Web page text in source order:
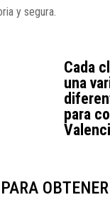
y segura.
Cada
una
para